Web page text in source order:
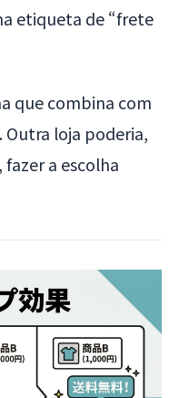
etiqueta de “frete
que combina com
loja poderia,
a escolha